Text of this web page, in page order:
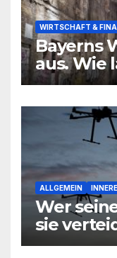
WIRTSCHAFT &
Bayerns
aus. Wie
können
noch
ALLGEMEIN
Wer
sie